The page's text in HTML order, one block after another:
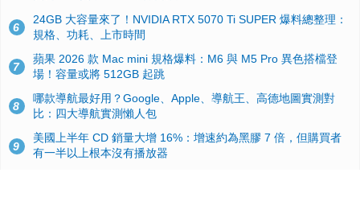
6
24GB 大容量來了！NVIDIA RTX 5070 Ti SUPER 爆料總整理：
規格、功耗、上市時間
7
蘋果 2026 款 Mac mini 規格爆料：M6 與 M5 Pro 異色搭檔登
場！容量或將 512GB 起跳
8
哪款導航最好用？Google、Apple、導航王、高德地圖實測對
比：四大導航實測懶人包
9
美國上半年 CD 銷量大增 16%：增速約為黑膠 7 倍，但購買者
有一半以上根本沒有播放器